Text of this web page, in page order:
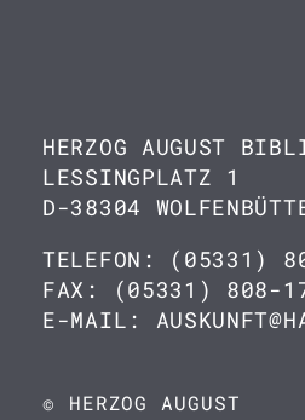
HERZOG AUGUST
LESSINGPLATZ 1
D-38304
TELEFON: (05331)
FAX: (05331) 808-
E-MAIL:
© HERZOG AUGUST